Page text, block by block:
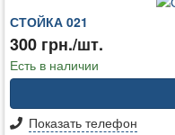
СТОЙКА 021
300 грн./шт.
Есть в наличии
Показать телефон